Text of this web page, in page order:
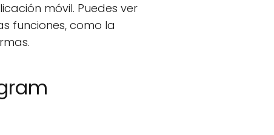
móvil. Puedes ver
funciones, como la